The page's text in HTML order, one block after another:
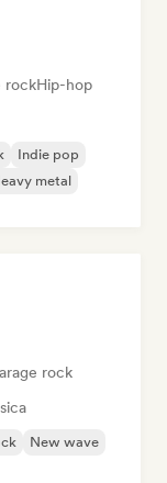
rockHip-hop
Indie pop
metal
rock
New wave